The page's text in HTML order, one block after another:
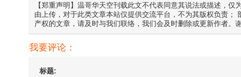
【郑重声明】温哥华天空刊载此文不代表同意其说法或描述，
由上传，对于此类文章本站仅提供交流平台，不为其版权负责
产权的文章，请及时与我们联络，我们会及时删除或更新作者。
我要评论：
标题: